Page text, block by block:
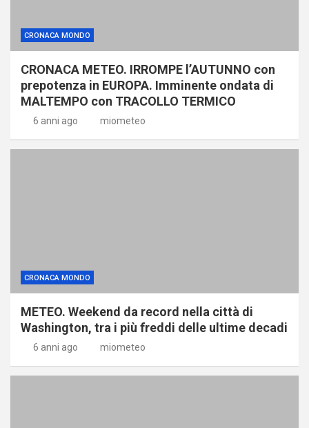
CRONACA MONDO
CRONACA METEO. IRROMPE l’AUTUNNO con
prepotenza in EUROPA. Imminente ondata di
MALTEMPO con TRACOLLO TERMICO
6 anni ago miometeo
CRONACA MONDO
METEO. Weekend da record nella città di
Washington, tra i più freddi delle ultime decadi
6 anni ago miometeo